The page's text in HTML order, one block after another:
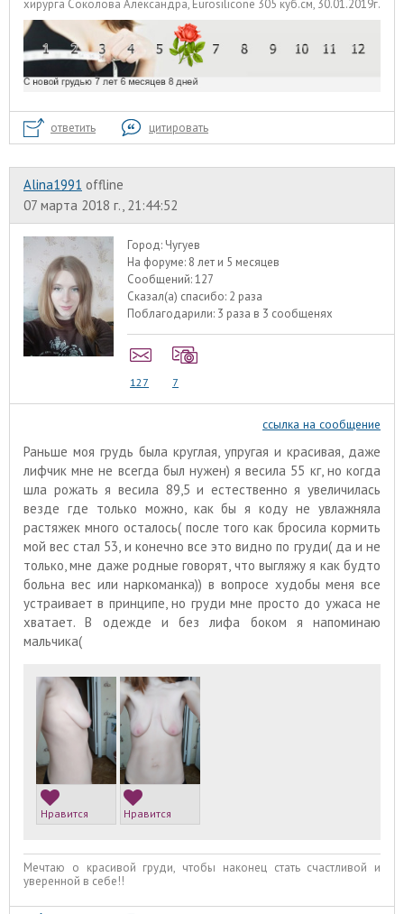
хирурга Соколова Александра, Eurosilicone 305 куб.см, 30.01.2019г.
ответить цитировать
Alina1991 offline
07 марта 2018 г., 21:44:52
Город: Чугуев
На форуме: 8 лет и 5 месяцев
Сообщений:127
Сказал(а) спасибо: 2 раза
Поблагодарили: 3 раза в 3 сообщенях
127 7
ссылка на сообщение
Раньше моя грудь была круглая, упругая и красивая, даже
лифчик мне не всегда был нужен) я весила 55 кг, но когда
шла рожать я весила 89,5 и естественно я увеличилась
везде где только можно, как бы я коду не увлажняла
растяжек много осталось( после того как бросила кормить
мой вес стал 53, и конечно все это видно по груди( да и не
только, мне даже родные говорят, что выгляжу я как будто
больна вес или наркоманка)) в вопросе худобы меня все
устраивает в принципе, но груди мне просто до ужаса не
хватает. В одежде и без лифа боком я напоминаю
мальчика(
Нравится Нравится
Мечтаю о красивой груди, чтобы наконец стать счастливой и
уверенной в себе!!